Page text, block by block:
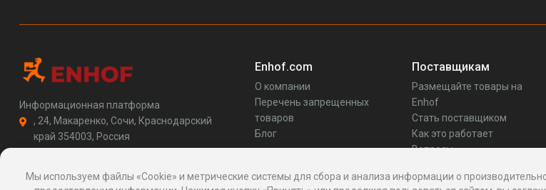
Информационная платформа
, 24, Макаренко, Сочи, Краснодарский
край 354003, Россия
http://enhof.com
Enhof.com
О компании
Перечень запрещенных
товаров
Блог
Поставщикам
Размещайте товары на
Enhof
Стать поставщиком
Как это работает
Вопросы
Мы используем файлы «Cookie» и метрические системы для сбора и анализа информации о